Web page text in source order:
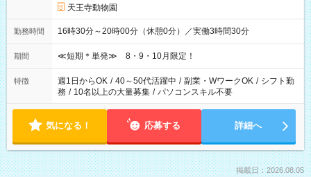
天王寺動物園
勤務時間 16時30分～20時00分（休憩0分）／実働3時間30分
期間 ≪短期＊単発≫ 8・9・10月限定！
特徴 週1日からOK / 40～50代活躍中 / 副業・WワークOK / シフト勤
務 / 10名以上の大量募集 / パソコンスキル不要
気になる！ 応募する 詳細へ
掲載日：2026.08.05